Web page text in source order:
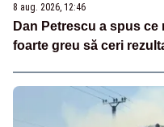
8 aug. 2026, 12:46
Dan Petrescu a spus ce
foarte greu să ceri